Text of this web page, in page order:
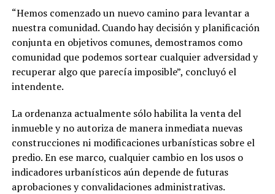
“Hemos comenzado un nuevo camino para levantar a
nuestra comunidad. Cuando hay decisión y planificación
conjunta en objetivos comunes, demostramos como
comunidad que podemos sortear cualquier adversidad y
recuperar algo que parecía imposible”, concluyó el
intendente.
La ordenanza actualmente sólo habilita la venta del
inmueble y no autoriza de manera inmediata nuevas
construcciones ni modificaciones urbanísticas sobre el
predio. En ese marco, cualquier cambio en los usos o
indicadores urbanísticos aún depende de futuras
aprobaciones y convalidaciones administrativas.